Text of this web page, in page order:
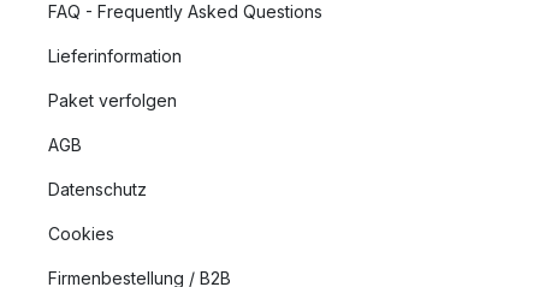
FAQ - Frequently Asked Questions
Lieferinformation
Paket verfolgen
AGB
Datenschutz
Cookies
Firmenbestellung / B2B